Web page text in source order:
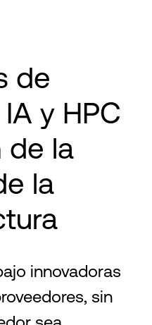
de
y HPC
de la
la
innovadoras
sin